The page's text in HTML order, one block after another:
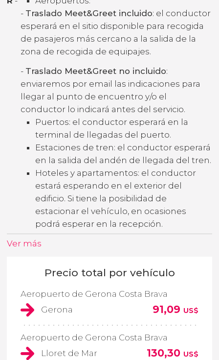
- Traslado Meet&Greet incluido: el conductor
esperará en el sitio disponible para recogida
de pasajeros más cercano a la salida de la
zona de recogida de equipajes.
- Traslado Meet&Greet no incluido:
enviaremos por email las indicaciones para
llegar al punto de encuentro y/o el
conductor lo indicará antes del servicio.
Puertos: el conductor esperará en la
terminal de llegadas del puerto.
Estaciones de tren: el conductor esperará
en la salida del andén de llegada del tren.
Hoteles y apartamentos: el conductor
estará esperando en el exterior del
edificio. Si tiene la posibilidad de
estacionar el vehículo, en ocasiones
podrá esperar en la recepción.
Ver más
Precio total por vehículo
Aeropuerto de Gerona Costa Brava
Gerona
91,09 US$
Aeropuerto de Gerona Costa Brava
Lloret de Mar
130,30 US$